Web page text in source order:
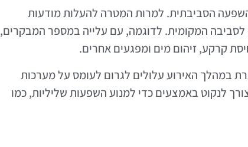
הסביבתית. למרות המטרה להעלות מודעות
המקומית. לדוגמה, עם עלייה במספר המבקרים,
קרקע, זיהום מים ומפגעים אחרים.
במהלך האירוע עלולים לגרום לעומס על מערכות
לנקוט באמצעים כדי למנוע השפעות שליליות, כמו